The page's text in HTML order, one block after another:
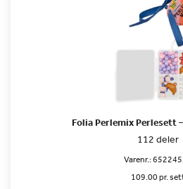
Folia Perlemix Perlesett
112 deler
Varenr.:
109.00 pr.